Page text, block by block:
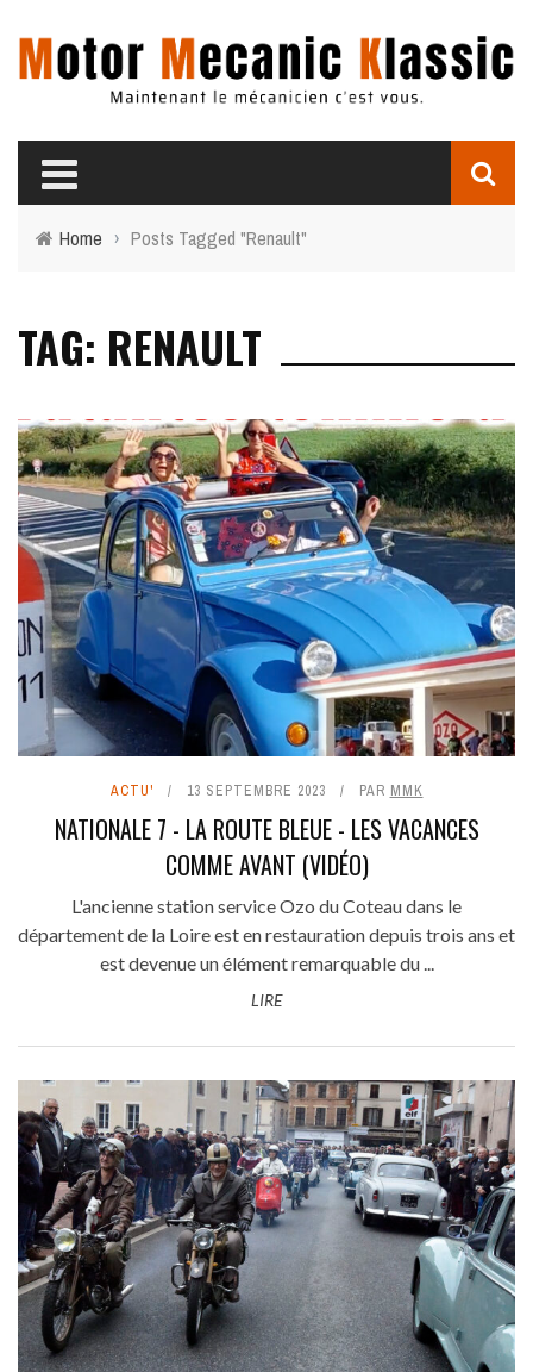
Home › Posts Tagged "Renault"
TAG: RENAULT
ACTU' 13 SEPTEMBRE 2023 PAR MMK
NATIONALE 7 - LA ROUTE BLEUE - LES VACANCES
COMME AVANT (VIDÉO)
L'ancienne station service Ozo du Coteau dans le
département de la Loire est en restauration depuis trois ans et
est devenue un élément remarquable du ...
LIRE